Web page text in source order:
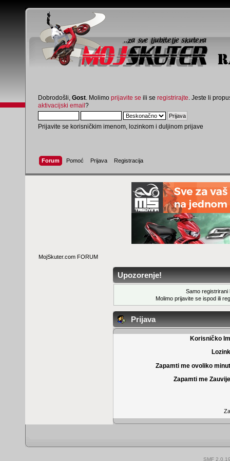
Dobrodošli, Gost . Molimo prijavite se ili se registrirajte . Jeste li
aktivacijski email?
Prijavite se korisničkim imenom, lozinkom i duljinom prijave
Forum Pomoć Prijava Registracija
MojSkuter.com FORUM
Upozorenje!
Samo registrirani
Molimo prijavite se ispod ili
Prijava
Korisničko
Zapamti me ovoliko
Zapamti me
SMF